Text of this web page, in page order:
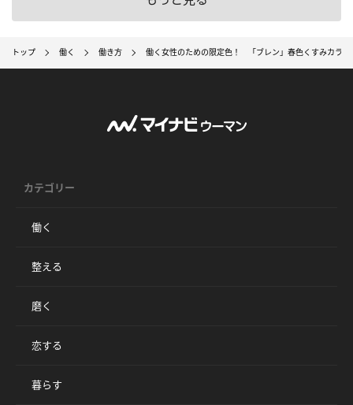
トップ 働く 働き方 働く女性のための限定色！ 「ブレン」春色くすみカラー
カテゴリー
働く
整える
磨く
恋する
暮らす